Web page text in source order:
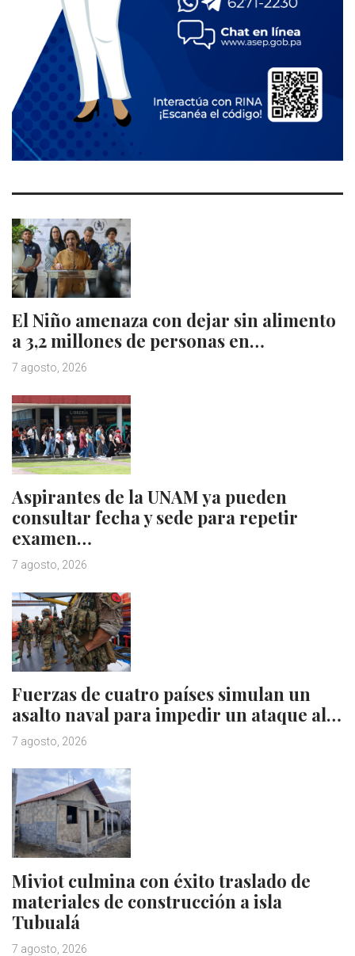
El Niño amenaza con dejar sin alimento
a 3,2 millones de personas en…
7 agosto, 2026
Aspirantes de la UNAM ya pueden
consultar fecha y sede para repetir
examen…
7 agosto, 2026
Fuerzas de cuatro países simulan un
asalto naval para impedir un ataque al…
7 agosto, 2026
Miviot culmina con éxito traslado de
materiales de construcción a isla
Tubualá
7 agosto, 2026